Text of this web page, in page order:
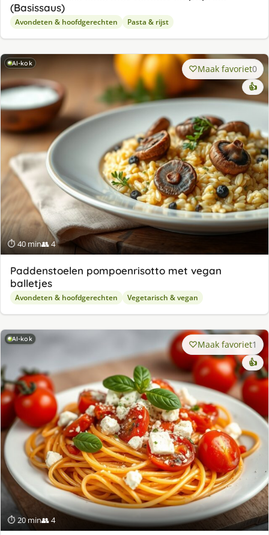
(Basissaus)
Avondeten & hoofdgerechten Pasta & rijst
AI-kok
⏱ 40 min👥 4
Maak favoriet0
👍
Paddenstoelen pompoenrisotto met vegan
balletjes
Avondeten & hoofdgerechten Vegetarisch & vegan
AI-kok
⏱ 20 min👥 4
Maak favoriet1
👍